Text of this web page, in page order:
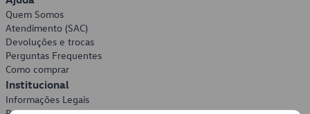
Quem Somos
Atendimento (SAC)
Devoluções e trocas
Perguntas Frequentes
Como comprar
Institucional
Informações Legais